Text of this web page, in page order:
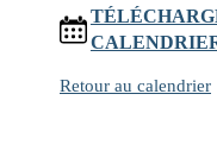
Retour au calendrier